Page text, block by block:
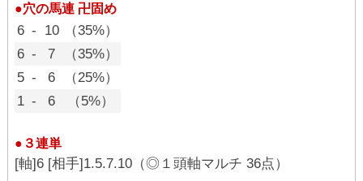
●穴の馬連 卍固め
6 - 10
（35%）
6 - 7
（35%）
5 - 6
（25%）
1 - 6 （5%）
●３連単
[軸]6 [相手]1.5.7.10（◎１頭軸マルチ 36点）